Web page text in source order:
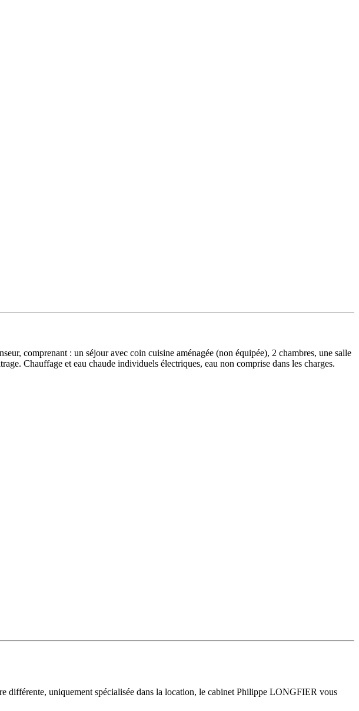
comprenant : un séjour avec coin cuisine aménagée (non équipée), 2 chambres, une salle
Chauffage et eau chaude individuels électriques, eau non comprise dans les charges.
différente, uniquement spécialisée dans la location, le cabinet Philippe LONGFIER vous